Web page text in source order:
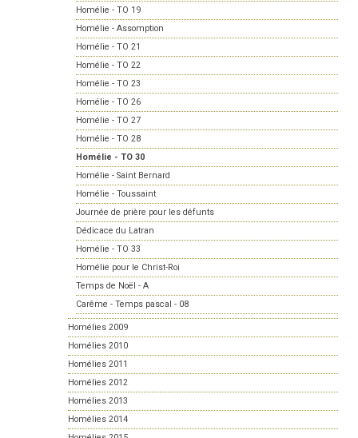
Homélie - TO 19
Homélie - Assomption
Homélie - TO 21
Homélie - TO 22
Homélie - TO 23
Homélie - TO 26
Homélie - TO 27
Homélie - TO 28
Homélie - TO 30
Homélie - Saint Bernard
Homélie - Toussaint
Journée de prière pour les défunts
Dédicace du Latran
Homélie - TO 33
Homélie pour le Christ-Roi
Temps de Noël - A
Carême - Temps pascal - 08
Homélies 2009
Homélies 2010
Homélies 2011
Homélies 2012
Homélies 2013
Homélies 2014